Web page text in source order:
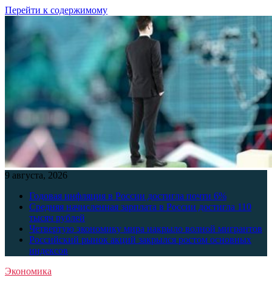
Перейти к содержимому
9 августа, 2026
Годовая инфляция в России достигла почти 6%
Средняя начисленная зарплата в России достигла 110
тысяч рублей
Четвертую экономику мира накрыло волной мигрантов
Российский рынок акций закрылся ростом основных
индексов
Экономика